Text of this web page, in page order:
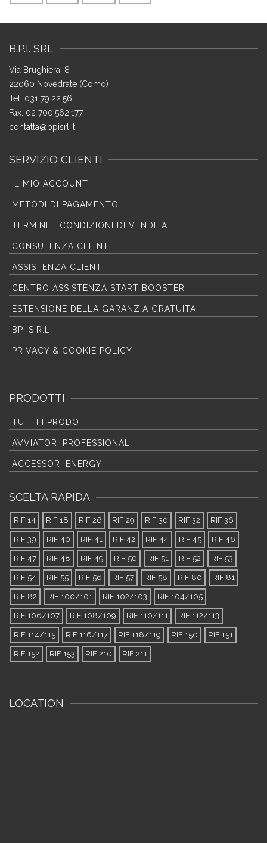
B.P.I. SRL
Via Brughiera, 8
22060 Novedrate (Como)
Tel: 031 79.22.56
Fax: 02 700.562.177
contatta@bpisrl.it
SERVIZIO CLIENTI
IL MIO ACCOUNT
METODI DI PAGAMENTO
TERMINI E CONDIZIONI DI VENDITA
CONSULENZA CLIENTI
ASSISTENZA CLIENTI
CENTRO ASSISTENZA START BOOSTER
ESTENSIONE DELLA GARANZIA GRATUITA
BPI S.R.L.
PRIVACY & COOKIE POLICY
PRODOTTI
TUTTI I PRODOTTI
AVVIATORI PROFESSIONALI
ACCESSORI ENERGY
SCELTA RAPIDA
RIF 14 RIF 18 RIF 26 RIF 29 RIF 30 RIF 32 RIF 36
RIF 39 RIF 40 RIF 41 RIF 42 RIF 44 RIF 45 RIF 46
RIF 47 RIF 48 RIF 49 RIF 50 RIF 51 RIF 52 RIF 53
RIF 54 RIF 55 RIF 56 RIF 57 RIF 58 RIF 80 RIF 81
RIF 82 RIF 100/101 RIF 102/103 RIF 104/105
RIF 106/107 RIF 108/109 RIF 110/111 RIF 112/113
RIF 114/115 RIF 116/117 RIF 118/119 RIF 150 RIF 151
RIF 152 RIF 153 RIF 210 RIF 211
LOCATION